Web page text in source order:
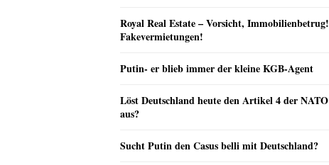
Royal Real Estate – Vorsicht, Immobilienbetrug!
Fakevermietungen!
Putin- er blieb immer der kleine KGB-Agent
Löst Deutschland heute den Artikel 4 der NATO
aus?
Sucht Putin den Casus belli mit Deutschland?